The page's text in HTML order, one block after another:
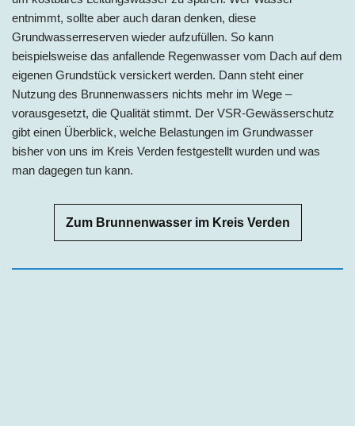
entnimmt, sollte aber auch daran denken, diese
Grundwasserreserven wieder aufzufüllen. So kann
beispielsweise das anfallende Regenwasser vom Dach auf dem
eigenen Grundstück versickert werden. Dann steht einer
Nutzung des Brunnenwassers nichts mehr im Wege –
vorausgesetzt, die Qualität stimmt. Der VSR-Gewässerschutz
gibt einen Überblick, welche Belastungen im Grundwasser
bisher von uns im Kreis Verden festgestellt wurden und was
man dagegen tun kann.
Zum Brunnenwasser im Kreis Verden